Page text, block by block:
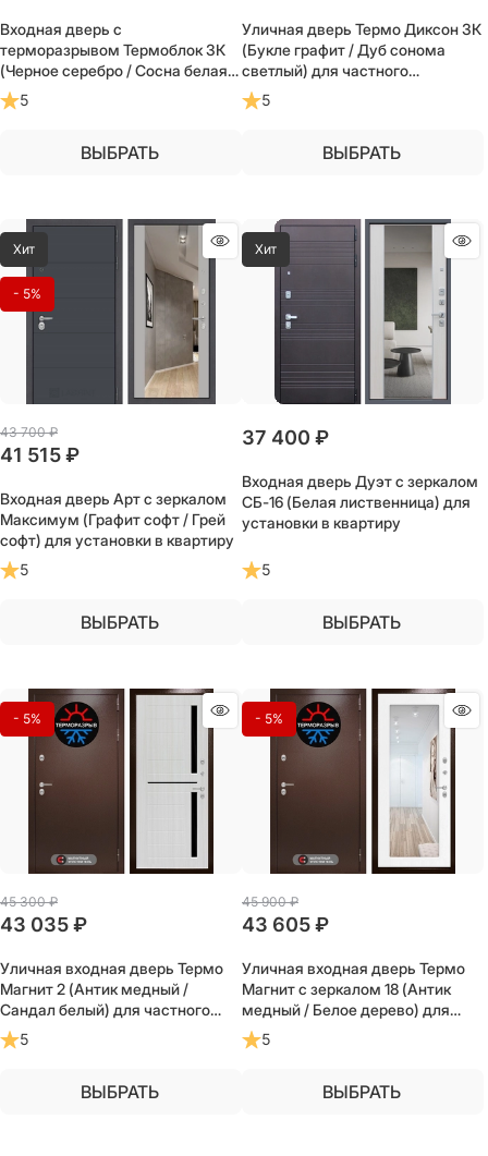
Входная дверь с
терморазрывом Термоблок 3К
(Черное серебро / Сосна белая)
для частного загородного дома
и дачи
5
ВЫБРАТЬ
Уличная дверь Термо Диксон 3К
(Букле графит / Дуб сонома
светлый) для частного
загородного дома и дачи
5
ВЫБРАТЬ
Хит
- 5%
43 700 ₽
41 515 ₽
Входная дверь Арт с зеркалом
Максимум (Графит софт / Грей
софт) для установки в квартиру
5
ВЫБРАТЬ
Хит
37 400 ₽
Входная дверь Дуэт с зеркалом
СБ-16 (Белая лиственница) для
установки в квартиру
5
ВЫБРАТЬ
- 5%
45 300 ₽
43 035 ₽
Уличная входная дверь Термо
Магнит 2 (Антик медный /
Сандал белый) для частного
загородного дома и дачи
5
ВЫБРАТЬ
- 5%
45 900 ₽
43 605 ₽
Уличная входная дверь Термо
Магнит с зеркалом 18 (Антик
медный / Белое дерево) для
частного загородного дома и
дачи
5
ВЫБРАТЬ